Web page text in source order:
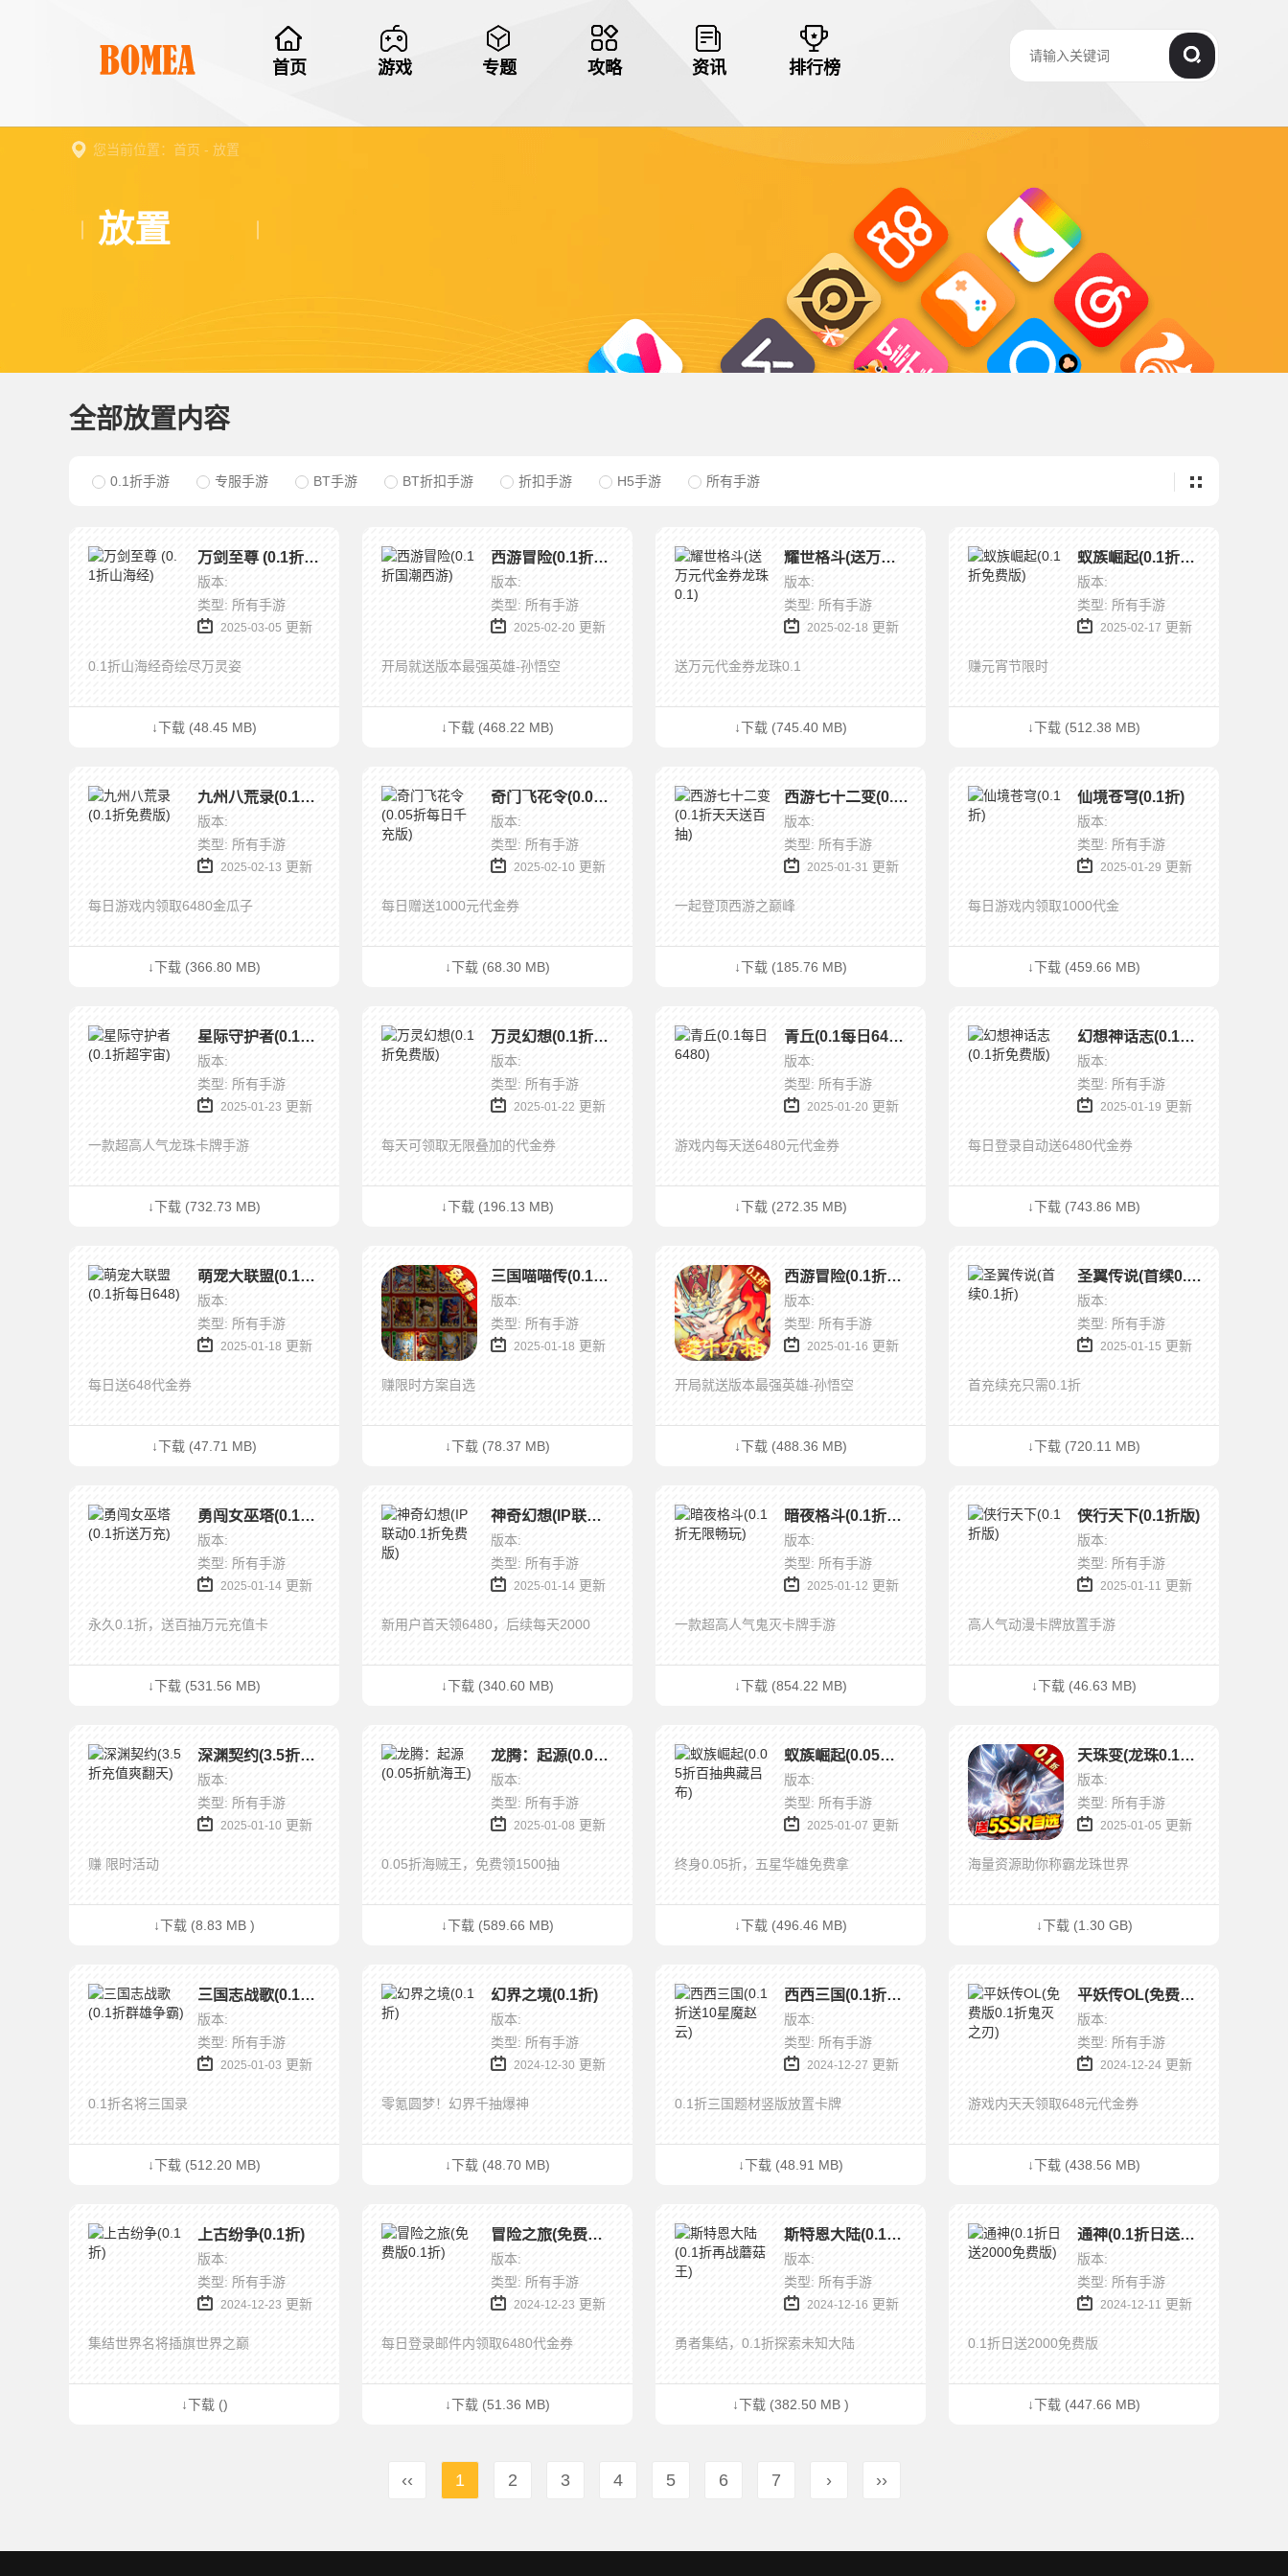
首页 游戏 专题 攻略 资讯 排行榜
您当前位置：首页 - 放置
放置
全部放置内容
0.1折手游 专服手游 BT手游 BT折扣手游 折扣手游 H5手游 所有手游
万剑至尊 (0.1折山海经)
版本:
类型: 所有手游
2025-03-05 更新
0.1折山海经奇绘尽万灵姿
↓下载 (48.45 MB)
西游冒险(0.1折国潮西游)
版本:
类型: 所有手游
2025-02-20 更新
开局就送版本最强英雄-孙悟空
↓下载 (468.22 MB)
耀世格斗(送万元代金券龙珠0.1)
版本:
类型: 所有手游
2025-02-18 更新
送万元代金券龙珠0.1
↓下载 (745.40 MB)
蚁族崛起(0.1折免费版)
版本:
类型: 所有手游
2025-02-17 更新
赚元宵节限时
↓下载 (512.38 MB)
九州八荒录(0.1折免费版)
版本:
类型: 所有手游
2025-02-13 更新
每日游戏内领取6480金瓜子
↓下载 (366.80 MB)
奇门飞花令(0.05折每日千充版)
版本:
类型: 所有手游
2025-02-10 更新
每日赠送1000元代金券
↓下载 (68.30 MB)
西游七十二变(0.1折天天送百抽)
版本:
类型: 所有手游
2025-01-31 更新
一起登顶西游之巅峰
↓下载 (185.76 MB)
仙境苍穹(0.1折)
版本:
类型: 所有手游
2025-01-29 更新
每日游戏内领取1000代金
↓下载 (459.66 MB)
星际守护者(0.1折超宇宙)
版本:
类型: 所有手游
2025-01-23 更新
一款超高人气龙珠卡牌手游
↓下载 (732.73 MB)
万灵幻想(0.1折免费版)
版本:
类型: 所有手游
2025-01-22 更新
每天可领取无限叠加的代金券
↓下载 (196.13 MB)
青丘(0.1每日6480)
版本:
类型: 所有手游
2025-01-20 更新
游戏内每天送6480元代金券
↓下载 (272.35 MB)
幻想神话志(0.1折免费版)
版本:
类型: 所有手游
2025-01-19 更新
每日登录自动送6480代金券
↓下载 (743.86 MB)
萌宠大联盟(0.1折每日648)
版本:
类型: 所有手游
2025-01-18 更新
每日送648代金券
↓下载 (47.71 MB)
三国喵喵传(0.1折免费版)
版本:
类型: 所有手游
2025-01-18 更新
赚限时方案自选
↓下载 (78.37 MB)
西游冒险(0.1折国潮西游删测)
版本:
类型: 所有手游
2025-01-16 更新
开局就送版本最强英雄-孙悟空
↓下载 (488.36 MB)
圣翼传说(首续0.1折)
版本:
类型: 所有手游
2025-01-15 更新
首充续充只需0.1折
↓下载 (720.11 MB)
勇闯女巫塔(0.1折送万充)
版本:
类型: 所有手游
2025-01-14 更新
永久0.1折，送百抽万元充值卡
↓下载 (531.56 MB)
神奇幻想(IP联动0.1折免费版)
版本:
类型: 所有手游
2025-01-14 更新
新用户首天领6480，后续每天2000
↓下载 (340.60 MB)
暗夜格斗(0.1折无限畅玩)
版本:
类型: 所有手游
2025-01-12 更新
一款超高人气鬼灭卡牌手游
↓下载 (854.22 MB)
侠行天下(0.1折版)
版本:
类型: 所有手游
2025-01-11 更新
高人气动漫卡牌放置手游
↓下载 (46.63 MB)
深渊契约(3.5折充值爽翻天)
版本:
类型: 所有手游
2025-01-10 更新
赚 限时活动
↓下载 (8.83 MB )
龙腾：起源(0.05折航海王)
版本:
类型: 所有手游
2025-01-08 更新
0.05折海贼王，免费领1500抽
↓下载 (589.66 MB)
蚁族崛起(0.05折百抽典藏吕布)
版本:
类型: 所有手游
2025-01-07 更新
终身0.05折，五星华雄免费拿
↓下载 (496.46 MB)
天珠变(龙珠0.1折送5SSR自选)
版本:
类型: 所有手游
2025-01-05 更新
海量资源助你称霸龙珠世界
↓下载 (1.30 GB)
三国志战歌(0.1折群雄争霸)
版本:
类型: 所有手游
2025-01-03 更新
0.1折名将三国录
↓下载 (512.20 MB)
幻界之境(0.1折)
版本:
类型: 所有手游
2024-12-30 更新
零氪圆梦！幻界千抽爆神
↓下载 (48.70 MB)
西西三国(0.1折送10星魔赵云)
版本:
类型: 所有手游
2024-12-27 更新
0.1折三国题材竖版放置卡牌
↓下载 (48.91 MB)
平妖传OL(免费版0.1折鬼灭之刃)
版本:
类型: 所有手游
2024-12-24 更新
游戏内天天领取648元代金券
↓下载 (438.56 MB)
上古纷争(0.1折)
版本:
类型: 所有手游
2024-12-23 更新
集结世界名将插旗世界之巅
↓下载 ()
冒险之旅(免费版0.1折)
版本:
类型: 所有手游
2024-12-23 更新
每日登录邮件内领取6480代金券
↓下载 (51.36 MB)
斯特恩大陆(0.1折再战蘑菇王)
版本:
类型: 所有手游
2024-12-16 更新
勇者集结，0.1折探索未知大陆
↓下载 (382.50 MB )
通神(0.1折日送2000免费版)
版本:
类型: 所有手游
2024-12-11 更新
0.1折日送2000免费版
↓下载 (447.66 MB)
‹‹ 1 2 3 4 5 6 7 › ››